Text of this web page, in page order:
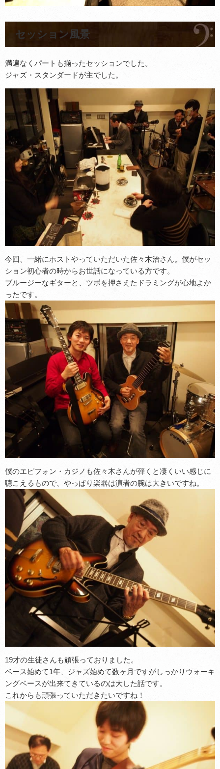
セッション風景
満遍なくパートも揃ったセッションでした。
ジャズ・スタンダードが主でした。
今回、一緒にホストやっていただいた佐々木治さん。僕がセッ
ション初心者の時からお世話になっている方です。
ブルージーなギターと、ツボを押さえたドラミングが心地よか
ったです。
僕のエピフォン・カジノも佐々木さんが弾くと凄くいい感じに
聴こえるもので、やっぱり楽器は演者の腕は大きいですね。
19才の生徒さんも頑張っておりました。
ベース始めて1年、ジャズ始めて数ヶ月ですがしっかりウォーキ
ングベースが出来てきているのは大した話です。
これからも頑張っていただきたいですね！